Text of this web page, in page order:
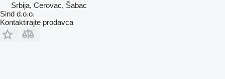
Srbija, Cerovac, Šabac
Sind d.o.o.
Kontaktirajte prodavca